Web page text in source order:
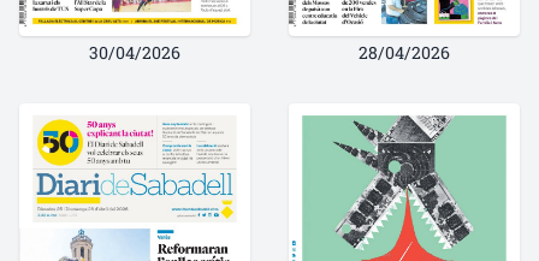
30/04/2026 28/04/2026